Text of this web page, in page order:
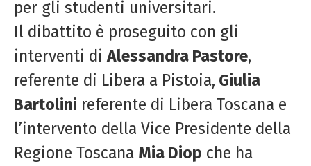
per gli studenti universitari.
Il dibattito è proseguito con gli
interventi di Alessandra Pastore,
referente di Libera a Pistoia, Giulia
Bartolini referente di Libera Toscana e
l’intervento della Vice Presidente della
Regione Toscana Mia Diop che ha